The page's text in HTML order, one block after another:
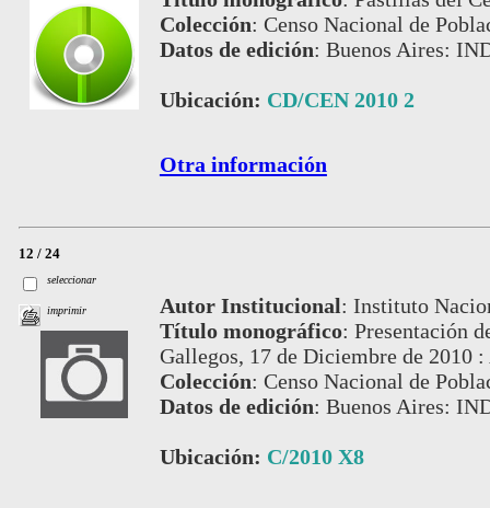
Colección: Censo Nacional de
Datos de edición: Buenos Aires:
Ubicación: CD/CEN 2010 2
Otra información
12 / 24
seleccionar
imprimir Autor Institucional: Instituto
Título monográfico: Presentación
Gallegos, 17 de Diciembre de 2010
Colección: Censo Nacional de
Datos de edición: Buenos Aires:
Ubicación: C/2010 X8